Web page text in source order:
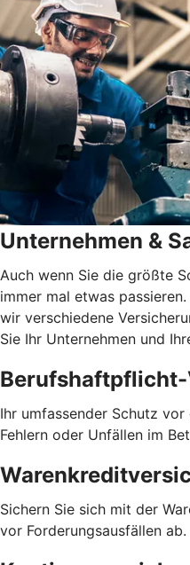
Unternehmen &
Auch wenn Sie die größte
immer mal etwas
wir verschiedene
Sie Ihr Unternehmen und
Ihr umfassender Schutz
Fehlern oder Unfällen im
Sichern Sie sich mit der
vor Forderungsausfällen ab.